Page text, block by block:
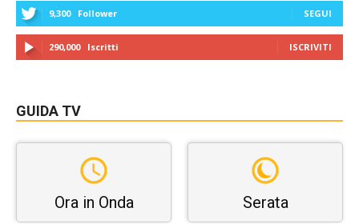
9,300 Follower SEGUI
290,000 Iscritti ISCRIVITI
GUIDA TV
Ora in Onda Serata